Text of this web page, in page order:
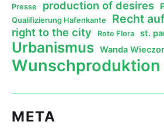
Presse production of desires
Qualifizierung Hafenkante Recht
right to the city Rote Flora st.
Urbanismus Wanda
Wunschproduktion
META